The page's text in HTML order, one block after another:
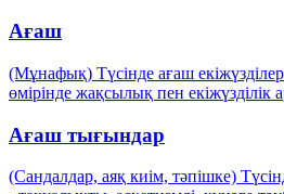
Ағаш
(Мұнафық) Түсінде ағаш
өмірінде жақсылық пен екіжүзділік
Ағаш тығындар
(Сандалдар, аяқ киім, тәпішке)